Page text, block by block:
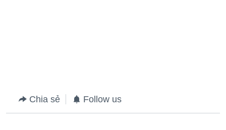
Chia sẻ Follow us